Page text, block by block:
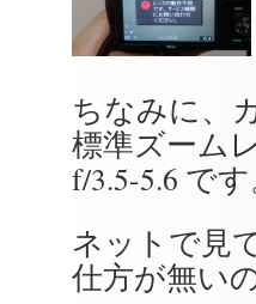
ちなみに、
標準ズーム
f/3.5-5.6 です
ネットで見
仕方が無い